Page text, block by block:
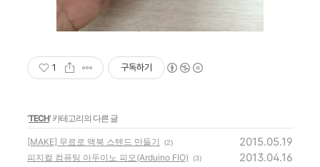
1 구독하기
'TECH' 카테고리의 다른 글
[MAKE] 무료로 맥북 스텐드 만들기 (2) 2015.05.19
피지컬 컴퓨팅 아두이노 피오(Arduino FIO) (3) 2013.04.16